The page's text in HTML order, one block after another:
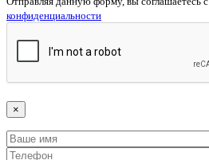
конфиденциальности
×